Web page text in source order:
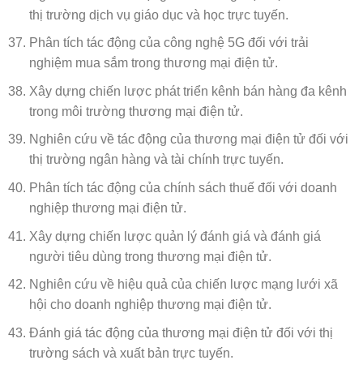
thị trường dịch vụ giáo dục và học trực tuyến.
Phân tích tác động của công nghệ 5G đối với trải
nghiệm mua sắm trong thương mại điện tử.
Xây dựng chiến lược phát triển kênh bán hàng đa kênh
trong môi trường thương mại điện tử.
Nghiên cứu về tác động của thương mại điện tử đối với
thị trường ngân hàng và tài chính trực tuyến.
Phân tích tác động của chính sách thuế đối với doanh
nghiệp thương mại điện tử.
Xây dựng chiến lược quản lý đánh giá và đánh giá
người tiêu dùng trong thương mại điện tử.
Nghiên cứu về hiệu quả của chiến lược mạng lưới xã
hội cho doanh nghiệp thương mại điện tử.
Đánh giá tác động của thương mại điện tử đối với thị
trường sách và xuất bản trực tuyến.